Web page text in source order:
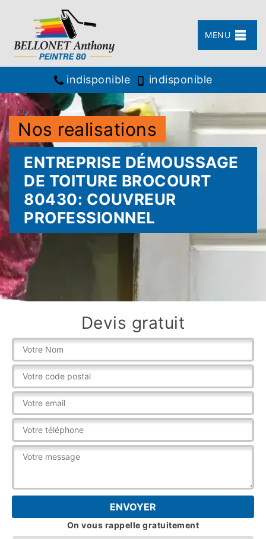
MENU
indisponible indisponible
Nos realisations
ENTREPRISE DÉMOUSSAGE
DE TOITURE BROCOURT
80430: COUVREUR
PROFESSIONNEL
Devis gratuit
On vous rappelle gratuitement